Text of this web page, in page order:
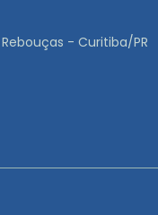
- Curitiba/PR